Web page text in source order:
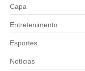
Capa
Entretenimento
Esportes
Notícias